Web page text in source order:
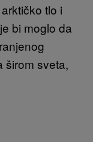
tlo i
bi moglo da
širom sveta,